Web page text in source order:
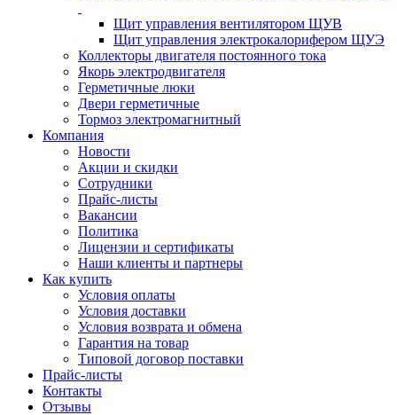
Щит управления вентилятором ЩУВ
Щит управления электрокалорифером ЩУЭ
Коллекторы двигателя постоянного тока
Якорь электродвигателя
Герметичные люки
Двери герметичные
Тормоз электромагнитный
Компания
Новости
Акции и скидки
Сотрудники
Прайс-листы
Вакансии
Политика
Лицензии и сертификаты
Наши клиенты и партнеры
Как купить
Условия оплаты
Условия доставки
Условия возврата и обмена
Гарантия на товар
Типовой договор поставки
Прайс-листы
Контакты
Отзывы